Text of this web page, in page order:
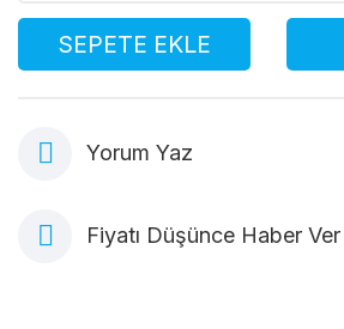
SEPETE EKLE
Yorum Yaz
Fiyatı Düşünce Haber Ver